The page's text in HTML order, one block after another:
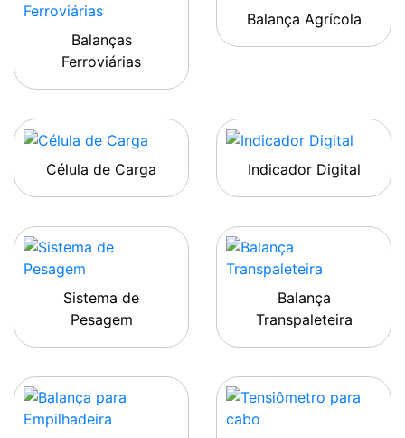
Balanças
Ferroviárias
Balança Agrícola
Célula de Carga Indicador Digital
Sistema de
Pesagem
Balança
Transpaleteira